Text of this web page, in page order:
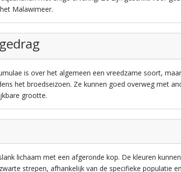
Malawimeer.
is over het algemeen een vreedzame soort,
het broedseizoen. Ze kunnen goed overweg met
grootte.
lichaam met een afgeronde kop. De kleuren
strepen, afhankelijk van de specifieke populatie